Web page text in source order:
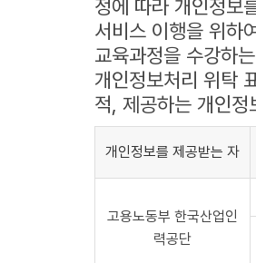
정에 따라 개인정보
서비스 이행을 위하
교육과정을 수강하
개인정보처리 위탁
적, 제공하는 개인
개인정보를 제공받는 자
고용노동부 한국산업인
력공단